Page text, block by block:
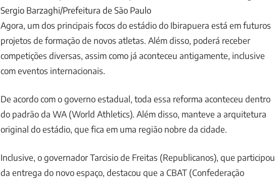
Sergio Barzaghi/Prefeitura de São Paulo
Agora, um dos principais focos do estádio do Ibirapuera está em futuros
projetos de formação de novos atletas. Além disso, poderá receber
competições diversas, assim como já aconteceu antigamente, inclusive
com eventos internacionais.
De acordo com o governo estadual, toda essa reforma aconteceu dentro
do padrão da WA (World Athletics). Além disso, manteve a arquitetura
original do estádio, que fica em uma região nobre da cidade.
Inclusive, o governador Tarcisio de Freitas (Republicanos), que participou
da entrega do novo espaço, destacou que a CBAT (Confederação